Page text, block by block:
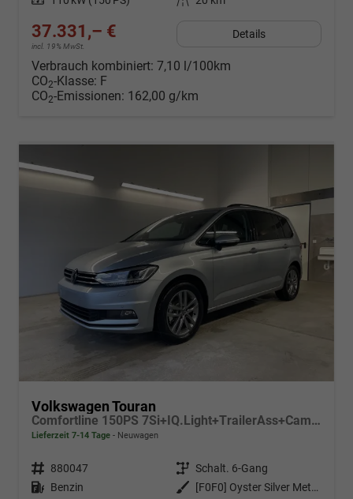
37.331,– €
incl. 19% MwSt.
Details
Verbrauch kombiniert: 7,10 l/100km
CO2-Klasse: F
CO2-Emissionen: 162,00 g/km
Volkswagen Touran
Comfortline 150PS 7Si+IQ.Light+TrailerAss+Cam+Navi+Kamera+Alarm+Kessy+App-Connect
Lieferzeit 7-14 Tage Neuwagen
Fahrzeugnr. 880047 Getriebe Schalt. 6-Gang
Kraftstoff Benzin Außenfarbe
[F0F0] Oyster Silver Metallic